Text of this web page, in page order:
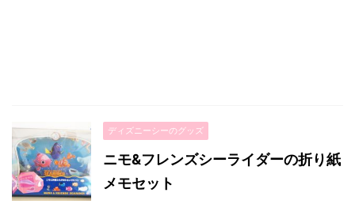
ディズニーシーのグッズ
ニモ&フレンズシーライダーの折り紙
メモセット